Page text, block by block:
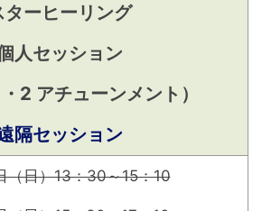
ターヒーリング
人セッション
2 アチューンメント）
隔セッション
（日）13：30～15：10